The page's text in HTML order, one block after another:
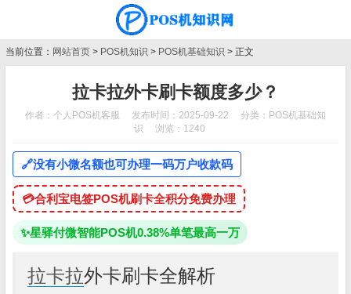
当前位置： 网站首页 > POS机知识 > POS机基础知识 > 正文
拉卡拉外卡刷卡额度多少？
作者：个人POS机客服 发布时间：2025-09-22 分类： POS机基础知
识
浏览：1240
🔗没有小微名额也可办理一码万户收款码
💳合利宝电签POS机刷卡全积分免费办理
✨星驿付微智能POS机0.38%单笔最高一万
拉卡拉外卡刷卡全解析